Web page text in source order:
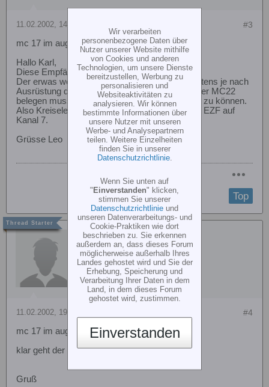
#3
11.02.2002, 14:04
mc 17 im augusta power?
Hallo Karl,
Diese Empfänger setze ich auch mit Erfolg ein.
Der erwas wenig Kanäle wegen wirst Du höchstens je nach
Ausrüstung die Empfänger Kanäle anders auf der MC22
belegen mussen um dann alle Kanäle benutzen zu können.
Also Kreiselempfindlichkeit auf Kanal 5 und das EZF auf
Kanal 7.
Grüsse Leo
Top
Berthold Pätzold
#4
11.02.2002, 19:17
mc 17 im augusta power?
klar geht der C 17
Gruß
Wir verarbeiten
personenbezogene Daten über
Nutzer unserer Website mithilfe
von Cookies und anderen
Technologien, um unsere Dienste
bereitzustellen, Werbung zu
personalisieren und
Websiteaktivitäten zu
analysieren. Wir können
bestimmte Informationen über
unsere Nutzer mit unseren
Werbe- und Analysepartnern
teilen. Weitere Einzelheiten
finden Sie in unserer
Datenschutzrichtlinie.
Wenn Sie unten auf
"Einverstanden" klicken,
stimmen Sie unserer
Datenschutzrichtlinie und
unseren Datenverarbeitungs- und
Cookie-Praktiken wie dort
beschrieben zu. Sie erkennen
außerdem an, dass dieses Forum
möglicherweise außerhalb Ihres
Landes gehostet wird und Sie der
Erhebung, Speicherung und
Verarbeitung Ihrer Daten in dem
Land, in dem dieses Forum
gehostet wird, zustimmen.
Einverstanden